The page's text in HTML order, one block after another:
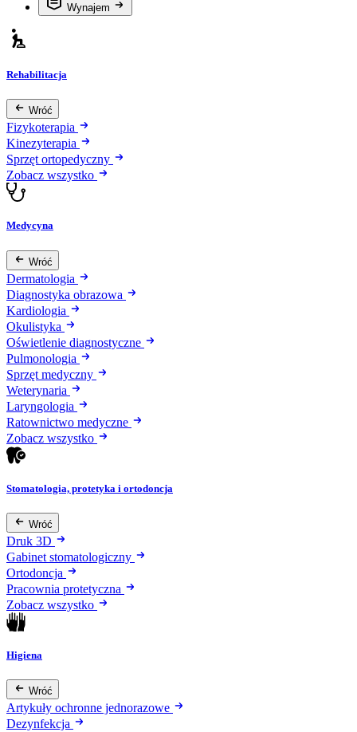
Wynajem
Rehabilitacja
Wróć
Fizykoterapia
Kinezyterapia
Sprzęt ortopedyczny
Zobacz wszystko
Medycyna
Wróć
Dermatologia
Diagnostyka obrazowa
Kardiologia
Okulistyka
Oświetlenie diagnostyczne
Pulmonologia
Sprzęt medyczny
Weterynaria
Laryngologia
Ratownictwo medyczne
Zobacz wszystko
Stomatologia, protetyka i ortodoncja
Wróć
Druk 3D
Gabinet stomatologiczny
Ortodoncja
Pracownia protetyczna
Zobacz wszystko
Higiena
Wróć
Artykuły ochronne jednorazowe
Dezynfekcja